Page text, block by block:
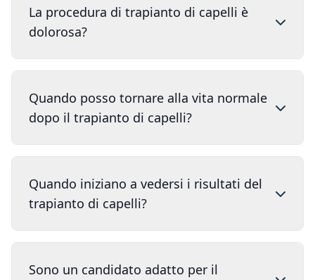
La procedura di trapianto di capelli è
dolorosa?
Quando posso tornare alla vita normale
dopo il trapianto di capelli?
Quando iniziano a vedersi i risultati del
trapianto di capelli?
Sono un candidato adatto per il